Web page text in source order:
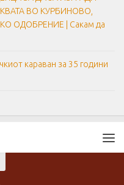
ВО КУРБИНОВО,
ОДОБРЕНИЕ | Сакам да
караван за 35 години